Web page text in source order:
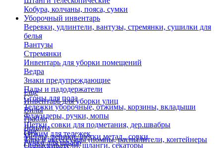
Кобура, колчаны, пояса, сумки
Уборочный инвентарь
Веревки, удлинтели, вантузы, стремянки, сушилки для
белья
Вантузы
Стремянки
Инвентарь для уборки помещений
Ведра
Знаки предупреждающие
Пады и падодержатели
Сгоны для пола
Тележки уборочные, отжимы, корзины, вкладыши
Флаундеры, ручки, мопы
Щетки, совки для подметания, дер.швабры
Отжим для тележек
Ручки для швабр
Еще
Инвентарь для уборки улиц
Вилы
Грабли
Лопаты
Метлы, веники, щетки метал., совки
Опрыскиватели, шланги, секаторы
Еще
Тара и аксессуары (помпы, распылители, контейнеры